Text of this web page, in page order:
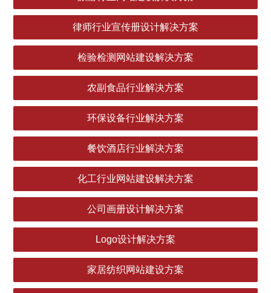
律师行业宣传册设计解决方案
检验检测网站建设解决方案
农副食品行业解决方案
环保设备行业解决方案
餐饮酒店行业解决方案
化工行业网站建设解决方案
公司画册设计解决方案
Logo设计解决方案
家居纺织网站建设方案